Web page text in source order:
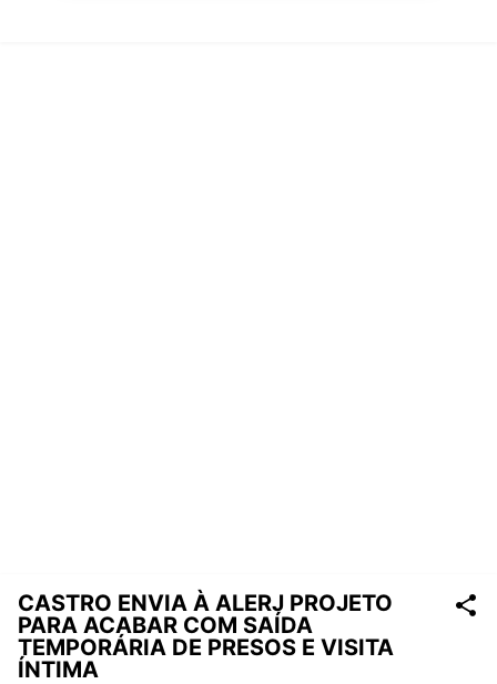
CASTRO ENVIA À ALERJ PROJETO
PARA ACABAR COM SAÍDA
TEMPORÁRIA DE PRESOS E VISITA
ÍNTIMA